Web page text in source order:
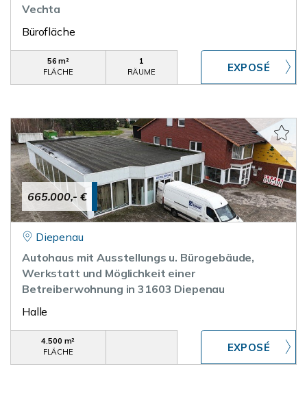
Vechta
Bürofläche
56 m²
FLÄCHE
1
RÄUME
665.000,- €
Diepenau
Autohaus mit Ausstellungs u. Bürogebäude,
Werkstatt und Möglichkeit einer
Betreiberwohnung in 31603 Diepenau
Halle
4.500 m²
FLÄCHE